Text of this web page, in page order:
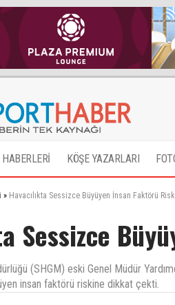
KÖŞE YAZARLARI
» Havacılıkta Sessizce Büyüyen İnsan Faktörü
Sessizce
(SHGM) eski Genel Müdür
insan faktörü riskine dikkat çekti.